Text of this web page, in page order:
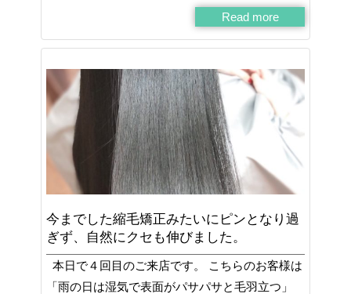
Read more
今までした縮毛矯正みたいにピンとなり過
ぎず、自然にクセも伸びました。
本日で４回目のご来店です。 こちらのお客様は
「雨の日は湿気で表面がパサパサと毛羽立つ」